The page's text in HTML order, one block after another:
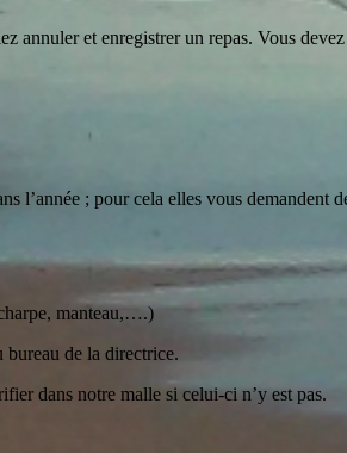
annuler et enregistrer un repas. Vous
l’année ; pour cela elles vous
manteau,….)
bureau de la directrice.
dans notre malle si celui-ci n’y est pas.